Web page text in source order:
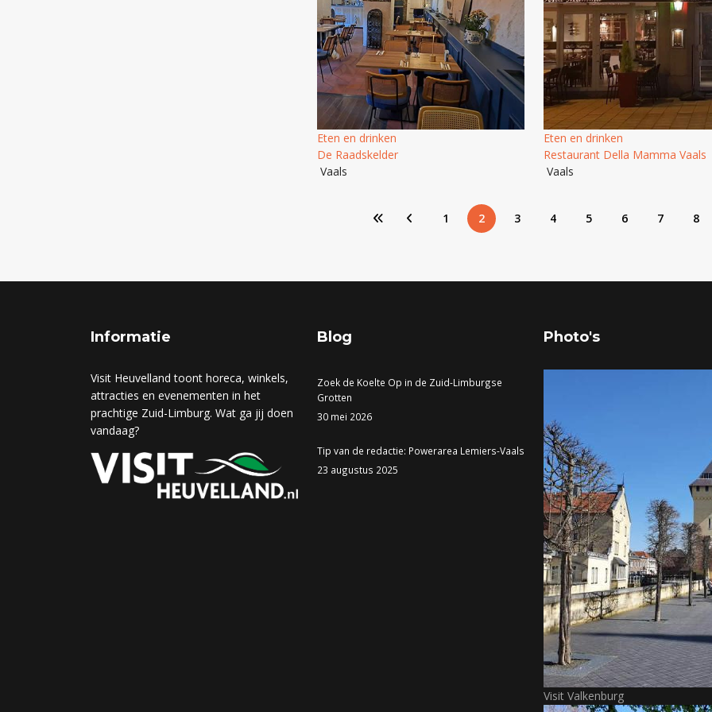
Eten en drinken
De Raadskelder
Vaals
Eten en drinken
Restaurant Della Mamma Vaals
Vaals
1 2 3 4 5 6 7 8
Informatie
Visit Heuvelland toont horeca, winkels,
attracties en evenementen in het
prachtige Zuid-Limburg. Wat ga jij doen
vandaag?
Blog
Zoek de Koelte Op in de Zuid-Limburgse
Grotten
30 mei 2026
Tip van de redactie: Powerarea Lemiers-Vaals
23 augustus 2025
Photo's
Visit Valkenburg